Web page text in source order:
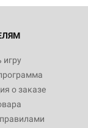
игру
о заказе